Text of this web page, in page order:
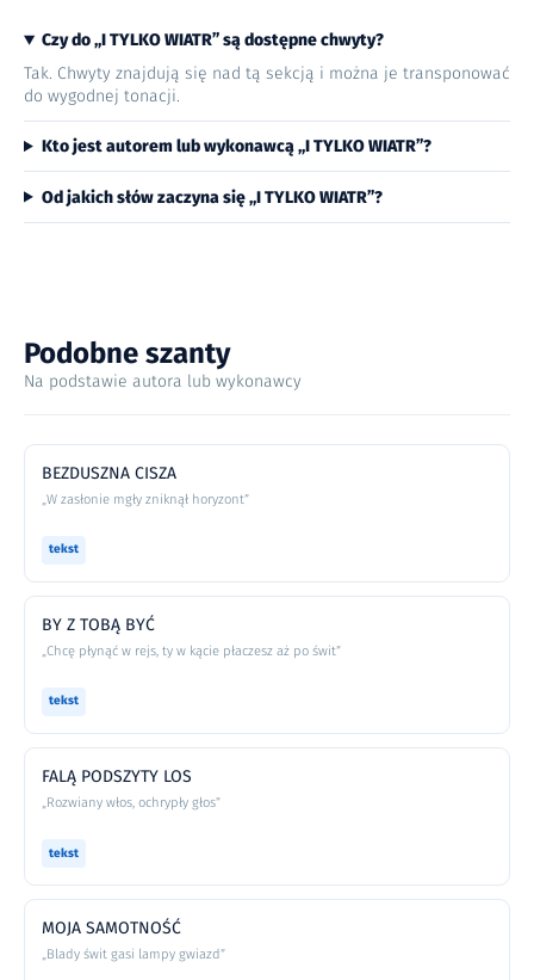
Czy do „I TYLKO WIATR” są dostępne chwyty?
Tak. Chwyty znajdują się nad tą sekcją i można je transponować
do wygodnej tonacji.
Kto jest autorem lub wykonawcą „I TYLKO WIATR”?
Od jakich słów zaczyna się „I TYLKO WIATR”?
Podobne szanty
Na podstawie autora lub wykonawcy
BEZDUSZNA CISZA
„W zasłonie mgły zniknął horyzont”
tekst
BY Z TOBĄ BYĆ
„Chcę płynąć w rejs, ty w kącie płaczesz aż po świt”
tekst
FALĄ PODSZYTY LOS
„Rozwiany włos, ochrypły głos”
tekst
MOJA SAMOTNOŚĆ
„Blady świt gasi lampy gwiazd”